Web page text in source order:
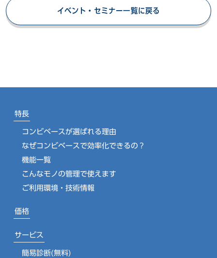
イベント・セミナー一覧に戻る
特長
コンビベースが選ばれる理由
なぜコンビベースで効率化できるの？
機能一覧
こんなモノの管理で使えます
ご利用環境・技術情報
価格
サービス
簡易診断(無料)